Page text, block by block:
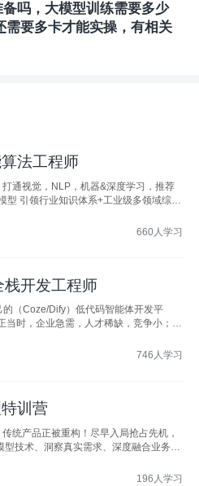
吗，大模型训练需要多少
需要多卡才能实操，有相关
法工程师
打通视觉，NLP，机器&深度学习，推荐
型 引领行业知识体系+工业级多领域综合
域灵活就业
660人学习
开发工程师
的（Coze/Dify）低代码智能体开发平
当时，企业急需，人才稀缺，竞争小；无
746人学习
训营
统产品正被重构！尽早入局抢占先机，
型技术、洞察真实需求、深度融合业务的
P8大咖亲授答疑
196人学习